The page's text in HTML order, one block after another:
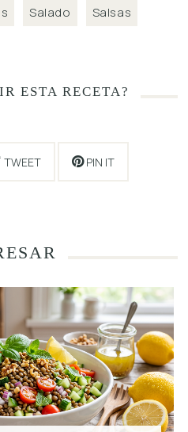
Salado Salsas
ESTA RECETA?
TWEET PIN IT